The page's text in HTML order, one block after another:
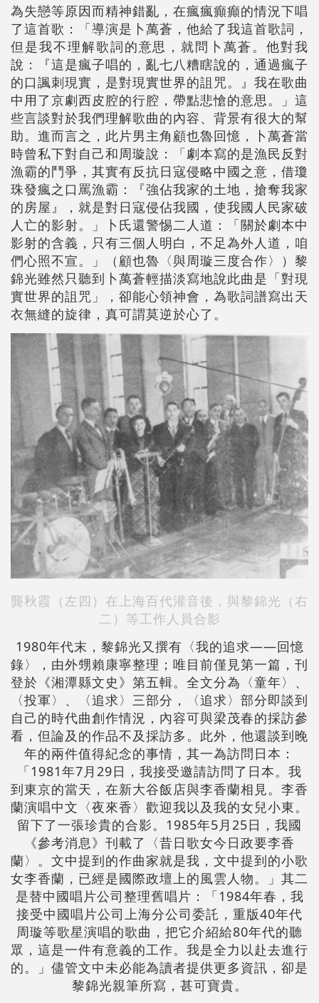
為失戀等原因而精神錯亂，在瘋瘋癲癲的情況下唱
了這首歌：「導演是卜萬蒼，他給了我這首歌詞，
但是我不理解歌詞的意思，就問卜萬蒼。他對我
說：『這是瘋子唱的，亂七八糟瞎說的，通過瘋子
的口諷刺現實，是對現實世界的詛咒。』我在歌曲
中用了京劇西皮腔的行腔，帶點悲愴的意思。」這
些言談對於我們理解歌曲的內容、背景有很大的幫
助。進而言之，此片男主角顧也魯回憶，卜萬蒼當
時曾私下對自己和周璇說：「劇本寫的是漁民反對
漁霸的鬥爭，其實有反抗日寇侵略中國之意，借瓊
珠發瘋之口罵漁霸：『強佔我家的土地，搶奪我家
的房屋』，就是對日寇侵佔我國，使我國人民家破
人亡的影射。」卜氏還警惕二人道：「關於劇本中
影射的含義，只有三個人明白，不足為外人道，咱
們心照不宣。」（顧也魯〈與周璇三度合作〉）黎
錦光雖然只聽到卜萬蒼輕描淡寫地說此曲是「對現
實世界的詛咒」，卻能心領神會，為歌詞譜寫出天
衣無縫的旋律，真可謂莫逆於心了。
龔秋霞（左四）在上海百代灌音後，與黎錦光（右
二）等工作人員合影
1980年代末，黎錦光又撰有〈我的追求――回憶
錄〉，由外甥賴康寧整理；唯目前僅見第一篇，刊
登於《湘潭縣文史》第五輯。全文分為〈童年〉、
〈投軍〉、〈追求〉三部分，〈追求〉部分即談到
自己的時代曲創作情況，內容可與梁茂春的採訪參
看，但論及的作品不及採訪多。此外，他還談到晚
年的兩件值得紀念的事情，其一為訪問日本：
「1981年7月29日，我接受邀請訪問了日本。我
到東京的當天，在新大谷飯店與李香蘭相見。李香
蘭演唱中文〈夜來香〉歡迎我以及我的女兒小東。
留下了一張珍貴的合影。1985年5月25日，我國
《參考消息》刊載了〈昔日歌女今日政要李香
蘭〉。文中提到的作曲家就是我，文中提到的小歌
女李香蘭，已經是國際政壇上的風雲人物。」其二
是替中國唱片公司整理舊唱片：「1984年春，我
接受中國唱片公司上海分公司委託，重版40年代
周璇等歌星演唱的歌曲，把它介紹給80年代的聽
眾，這是一件有意義的工作。我是全力以赴去進行
的。」儘管文中未必能為讀者提供更多資訊，卻是
黎錦光親筆所寫，甚可寶貴。